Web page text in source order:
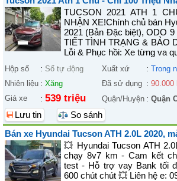
TUCSON 2021 ATH 1
NHẬN XE! ​Chính chủ bán
2021 (Bản Đặc biệt), ODO
TIẾT TÌNH TRẠNG & BẢO
Lỗi & Phục hồi: Xe từng va
Hộp số : Số tự động Xuất xứ : Trong
Nhiên liệu : Xăng Đã sử dụng : 90.000
Giá xe
: 539 triệu Quận/Huyện : Quận
Lưu tin
So sánh
Bán xe Hyundai Tucson ATH 2.0L 2020,
💥 Hyundai Tucson ATH
chạy 8v7 km - Cam kết
test - Hỗ trợ vay Bank tối
600 chút chút 💥 Liên hệ e: